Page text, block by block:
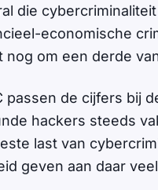
die
economische
nog om een derde
passen de cijfers bij
hackers steeds
last van
geven aan daar